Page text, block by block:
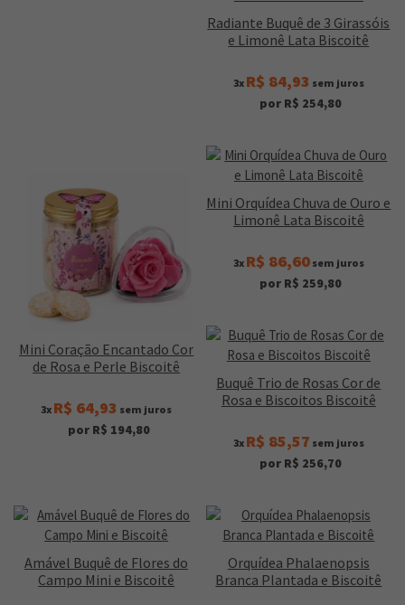
Radiante Buquê de 3 Girassóis
e Limonê Lata Biscoitê
3x R$ 84,93 sem juros
por R$ 254,80
Mini Coração Encantado Cor
de Rosa e Perle Biscoitê
3x R$ 64,93 sem juros
por R$ 194,80
Mini Orquídea Chuva de Ouro e
Limonê Lata Biscoitê
3x R$ 86,60sem juros
por R$ 259,80
Buquê Trio de Rosas Cor de
Rosa e Biscoitos Biscoitê
3x R$ 85,57 sem juros
por R$ 256,70
Amável Buquê de Flores do
Campo Mini e Biscoitê
Orquídea Phalaenopsis
Branca Plantada e Biscoitê